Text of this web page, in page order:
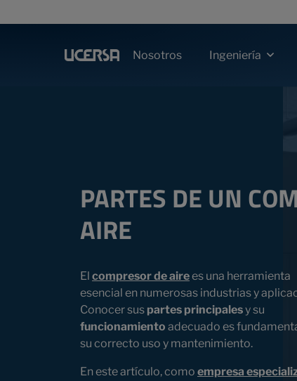
Nosotros Ingeniería
PARTES DE UN
AIRE
El compresor de airees una herramienta
esencial en numerosas industrias y
Conocer sus partes principalesy su
funcionamiento adecuado es
su correcto uso y mantenimiento.
En este artículo, como empresa